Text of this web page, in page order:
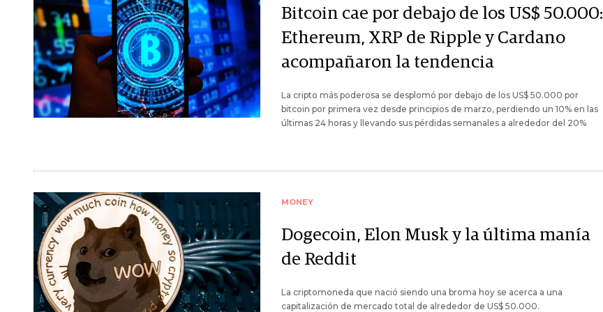
Bitcoin cae por debajo de los US$ 50.000:
Ethereum, XRP de Ripple y Cardano
acompañaron la tendencia
La cripto más poderosa se desplomó por debajo de los US$ 50.000 por
bitcoin por primera vez desde principios de marzo, perdiendo un 10% en las
últimas 24 horas y llevando sus pérdidas semanales a alrededor del 20%
MONEY
Dogecoin, Elon Musk y la última manía
de Reddit
La criptomoneda que nació siendo una broma hoy se acerca a una
capitalización de mercado total de alrededor de US$ 50.000.